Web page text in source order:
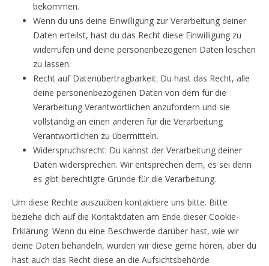
bekommen.
Wenn du uns deine Einwilligung zur Verarbeitung deiner
Daten erteilst, hast du das Recht diese Einwilligung zu
widerrufen und deine personenbezogenen Daten löschen
zu lassen.
Recht auf Datenübertragbarkeit: Du hast das Recht, alle
deine personenbezogenen Daten von dem für die
Verarbeitung Verantwortlichen anzufordern und sie
vollständig an einen anderen für die Verarbeitung
Verantwortlichen zu übermitteln.
Widerspruchsrecht: Du kannst der Verarbeitung deiner
Daten widersprechen. Wir entsprechen dem, es sei denn
es gibt berechtigte Gründe für die Verarbeitung.
Um diese Rechte auszuüben kontaktiere uns bitte. Bitte
beziehe dich auf die Kontaktdaten am Ende dieser Cookie-
Erklärung. Wenn du eine Beschwerde darüber hast, wie wir
deine Daten behandeln, würden wir diese gerne hören, aber du
hast auch das Recht diese an die Aufsichtsbehörde